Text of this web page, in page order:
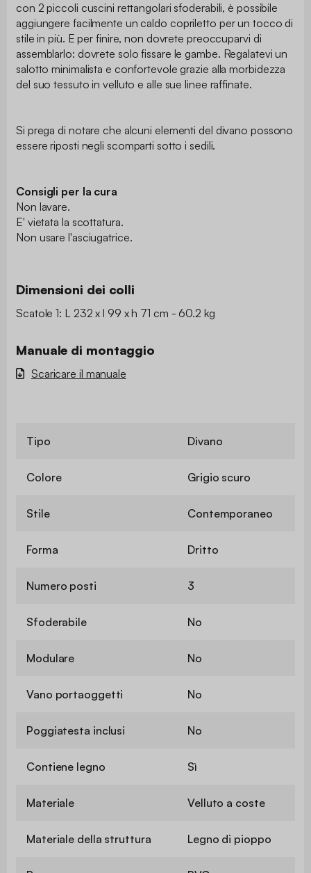
con 2 piccoli cuscini rettangolari sfoderabili, è possibile
aggiungere facilmente un caldo copriletto per un tocco di
stile in più. E per finire, non dovrete preoccuparvi di
assemblarlo: dovrete solo fissare le gambe. Regalatevi un
salotto minimalista e confortevole grazie alla morbidezza
del suo tessuto in velluto e alle sue linee raffinate.
Si prega di notare che alcuni elementi del divano possono
essere riposti negli scomparti sotto i sedili.
Consigli per la cura
Non lavare.
E' vietata la scottatura.
Non usare l'asciugatrice.
Dimensioni dei colli
Scatole 1: L 232 x l 99 x h 71 cm - 60.2 kg
Manuale di montaggio
Scaricare il manuale
Tipo Divano
Colore Grigio scuro
Stile Contemporaneo
Forma Dritto
Numero posti 3
Sfoderabile No
Modulare No
Vano portaoggetti No
Poggiatesta inclusi No
Contiene legno Sì
Materiale Velluto a coste
Materiale della struttura Legno di pioppo